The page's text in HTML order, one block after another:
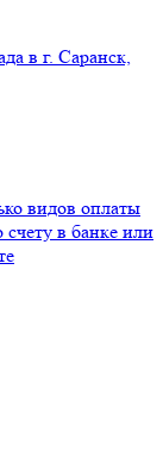
в г. Саранск,
видов оплаты
счету в банке или